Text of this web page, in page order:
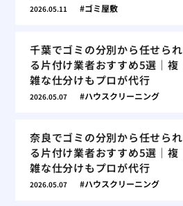
2026.05.11 ゴミ屋敷
千葉でゴミの分別から任せられ
る片付け業者おすすめ5選｜複
雑な仕分けもプロが代行
2026.05.07 ハウスクリーニング
奈良でゴミの分別から任せられ
る片付け業者おすすめ5選｜複
雑な仕分けもプロが代行
2026.05.07 ハウスクリーニング